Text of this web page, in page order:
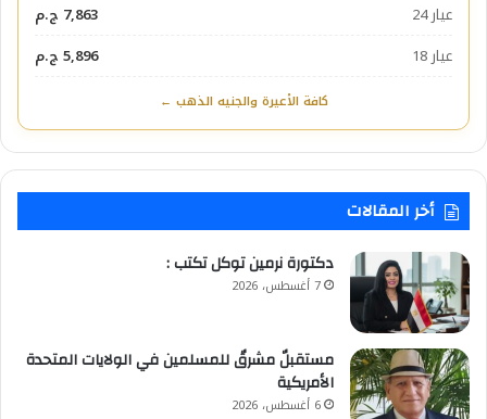
عيار 24
7,863 ج.م
عيار 18
5,896 ج.م
كافة الأعيرة والجنيه الذهب ←
أخر المقالات
​دكتورة نرمين توكل تكتب :
7 أغسطس، 2026
مستقبلٌ مشرقٌ للمسلمين في الولايات المتحدة
الأمريكية
6 أغسطس، 2026